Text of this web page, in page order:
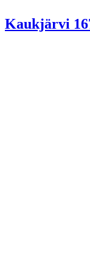
Kaukjärvi